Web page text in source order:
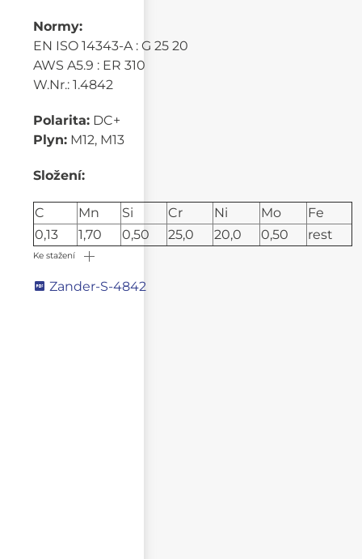
Normy:
EN ISO 14343-A : G 25 20
AWS A5.9 : ER 310
W.Nr.: 1.4842
Polarita: DC+
Plyn: M12, M13
Složení:
C Mn Si Cr Ni Mo
Fe
0,13
1,70 0,50 25,0 20,0 0,50 rest
Ke stažení
Zander-S-4842